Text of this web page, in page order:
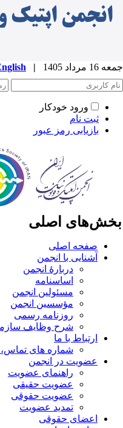
مرداد 1405 |
English
ورود خودکار
ثبت نام
بازیابی رمز عبور
اصلی
صفحه اصلی
آشنایی با انجمن
دربارۀ انجمن
اساسنامه
مسئولین انجمن
مؤسسین انجمن
روزنامه رسمی
شرح وظایف
ارتباط با ما
شماره های تماس،
عضویت در انجمن
راهنمای عضویت
عضویت حقیقی
عضویت حقوقی
تمدید عضویت
اعضای حقوقی